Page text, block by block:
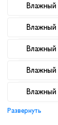
Влажный
Влажный
Влажный
Влажный
Влажный
Развернуть